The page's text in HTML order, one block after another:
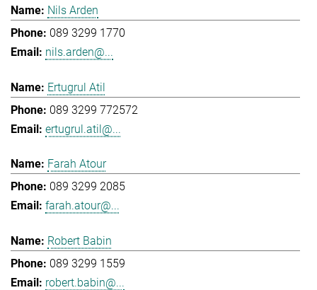
Nils Arden
089 3299 1770
nils.arden@...
Ertugrul Atil
089 3299 772572
ertugrul.atil@...
Farah Atour
089 3299 2085
farah.atour@...
Robert Babin
089 3299 1559
robert.babin@...